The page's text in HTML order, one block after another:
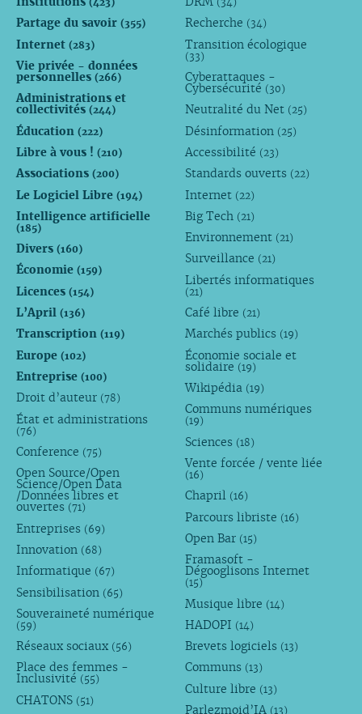
Partage du savoir (355)
Internet (283)
Vie privée - données
personnelles (266)
Administrations et
collectivités (244)
Éducation (222)
Libre à vous ! (210)
Associations (200)
Le Logiciel Libre (194)
Intelligence artificielle
(185)
Divers (160)
Économie (159)
Licences (154)
L’April (136)
Transcription (119)
Europe (102)
Entreprise (100)
Droit d’auteur (78)
État et administrations
(76)
Conference (75)
Open Source/Open
Science/Open Data
/Données libres et
ouvertes (71)
Entreprises (69)
Innovation (68)
Informatique (67)
Sensibilisation (65)
Souveraineté numérique
(59)
Réseaux sociaux (56)
Place des femmes -
Inclusivité (55)
CHATONS (51)
Recherche (34)
Transition écologique
(33)
Cyberattaques -
Cybersécurité (30)
Neutralité du Net (25)
Désinformation (25)
Accessibilité (23)
Standards ouverts (22)
Internet (22)
Big Tech (21)
Environnement (21)
Surveillance (21)
Libertés informatiques
(21)
Café libre (21)
Marchés publics (19)
Économie sociale et
solidaire (19)
Wikipédia (19)
Communs numériques
(19)
Sciences (18)
Vente forcée / vente liée
(16)
Chapril (16)
Parcours libriste (16)
Open Bar (15)
Framasoft -
Dégooglisons Internet
(15)
Musique libre (14)
HADOPI (14)
Brevets logiciels (13)
Communs (13)
Culture libre (13)
Parlezmoid’IA (13)